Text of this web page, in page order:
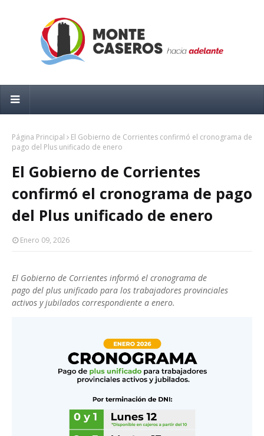
Página Principal
El Gobierno de Corrientes confirmó el cronograma de
pago del Plus unificado de enero
El Gobierno de Corrientes
confirmó el cronograma de pago
del Plus unificado de enero
Enero 09, 2026
El Gobierno de Corrientes informó el cronograma de
pago del plus unificado para los trabajadores provinciales
activos y jubilados correspondiente a enero.